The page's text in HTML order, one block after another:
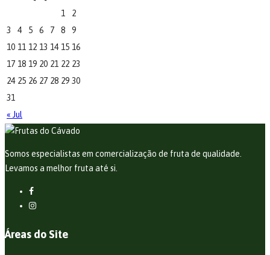
« Jul
1
2
3
4 5 6 7 8
9
10 11 12 13 14 15 16
17 18 19 20 21 22 23
24 25 26 27 28 29 30
31
Somos especialistas em comercialização de fruta de qualidade.
Levamos a melhor fruta até si.
Áreas do Site